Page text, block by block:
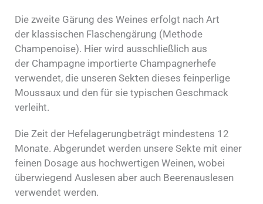
Die zweite Gärung des Weines erfolgt nach Art
der klassischen Flaschengärung (Methode
Champenoise). Hier wird ausschließlich aus
der Champagne importierte Champagnerhefe
verwendet, die unseren Sekten dieses feinperlige
Moussaux und den für sie typischen Geschmack
verleiht.
Die Zeit der Hefelagerungbeträgt mindestens 12
Monate. Abgerundet werden unsere Sekte mit einer
feinen Dosage aus hochwertigen Weinen, wobei
überwiegend Auslesen aber auch Beerenauslesen
verwendet werden.